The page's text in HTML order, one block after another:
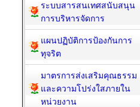
ระบบสารสนเทศสนับสนุน
การบริหารจัดการ
แผนปฏิบัติการป้องกันการ
ทุจริต
มาตรการส่งเสริมคุณธรรม
และความโปร่งใสภายใน
หน่วยงาน